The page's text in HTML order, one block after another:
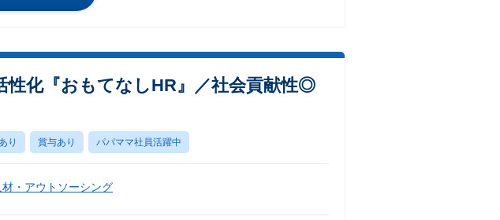
性化『おもてなしHR』／社会貢献性◎
り 賞与あり パパママ社員活躍中
材・アウトソーシング